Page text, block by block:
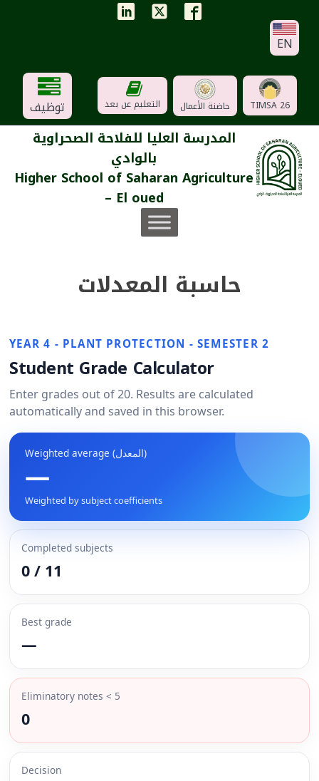
EN
TIMSA 26 حاضنة الأعمال التعليم عن بعد توظيف
المدرسة العليا للفلاحة الصحراوية
بالوادي
Higher School of Saharan Agriculture
– El oued
حاسبة المعدلات
YEAR 4 - PLANT PROTECTION - SEMESTER 2
Student Grade Calculator
Enter grades out of 20. Results are calculated
automatically and saved in this browser.
Weighted average (المعدل)
—
Weighted by subject coefficients
Completed subjects
0 / 11
Best grade
—
Eliminatory notes < 5
0
Decision